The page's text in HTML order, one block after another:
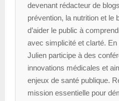
devenant rédacteur de
prévention, la nutrition et le
d’aider le public à
avec simplicité et clarté.
Julien participe à des
innovations médicales et
enjeux de santé publique.
mission essentielle pour